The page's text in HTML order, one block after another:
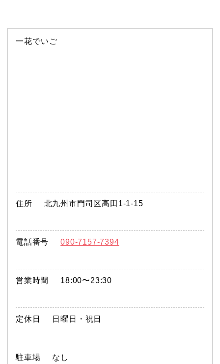
一花でいご
住所 北九州市門司区高田1-1-15
電話番号 090-7157-7394
営業時間 18:00〜23:30
定休日 日曜日・祝日
駐車場 なし